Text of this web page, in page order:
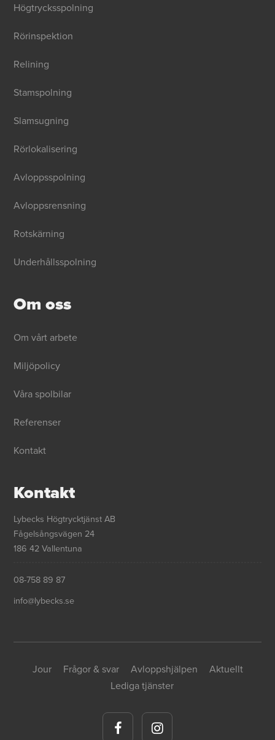
Högtrycksspolning
Rörinspektion
Relining
Stamspolning
Slamsugning
Rörlokalisering
Avloppsspolning
Avloppsrensning
Rotskärning
Underhållsspolning
Om oss
Om vårt arbete
Miljöpolicy
Våra spolbilar
Referenser
Kontakt
Kontakt
Lybecks Högtrycktjänst AB
Fågelsångsvägen 24
186 42 Vallentuna
08-758 89 87
info@lybecks.se
Jour Frågor & svar Avloppshjälpen
Aktuellt
Lediga tjänster